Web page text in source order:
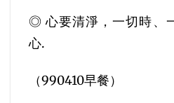
◎ 心要清淨，一切時、
心.
（990410早餐）